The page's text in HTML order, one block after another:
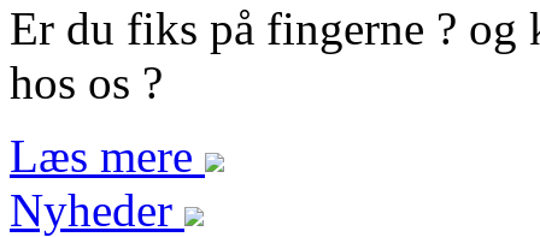
Er du fiks på fingerne ? og
hos os ?
Læs mere
Nyheder